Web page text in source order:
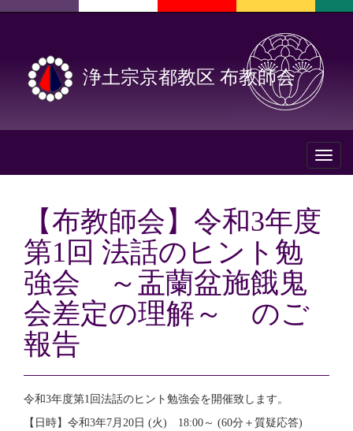
浄土宗京都教区 布教師会
Toggle
【布教師会】令和3年度
第1回 法話のヒント勉
強会 ～盂蘭盆施餓鬼
会差定の理解～ のご
報告
令和3年度第1回法話のヒント勉強会を開催致します。
【日時】令和3年7月20日 (火) 18:00～ (60分＋質疑応答)